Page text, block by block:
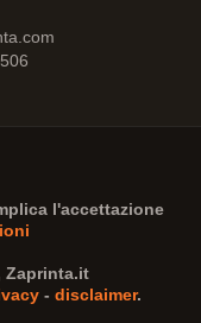
l'accettazione
Zaprinta.it
- disclaimer.